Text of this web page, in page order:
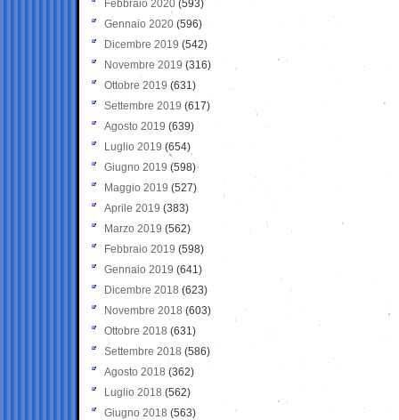
Febbraio 2020 (593)
Gennaio 2020 (596)
Dicembre 2019 (542)
Novembre 2019 (316)
Ottobre 2019 (631)
Settembre 2019 (617)
Agosto 2019 (639)
Luglio 2019 (654)
Giugno 2019 (598)
Maggio 2019 (527)
Aprile 2019 (383)
Marzo 2019 (562)
Febbraio 2019 (598)
Gennaio 2019 (641)
Dicembre 2018 (623)
Novembre 2018 (603)
Ottobre 2018 (631)
Settembre 2018 (586)
Agosto 2018 (362)
Luglio 2018 (562)
Giugno 2018 (563)